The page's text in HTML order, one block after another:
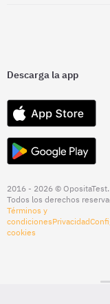
Descarga la app
2016 - 2026 © OpositaTest.
Todos los derechos
Términos y
condicionesPrivacidad
cookies